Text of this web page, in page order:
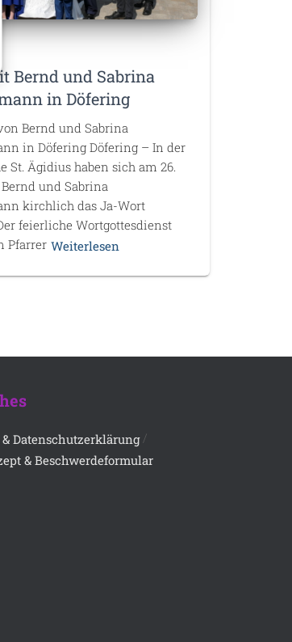
Bernd und Sabrina
in Döfering
Bernd und Sabrina
in Döfering Döfering – In der
St. Ägidius haben sich am 26.
und Sabrina
kirchlich das Ja-Wort
feierliche Wortgottesdienst
Pfarrer Weiterlesen
Datenschutzerklärung/
& Beschwerdeformular